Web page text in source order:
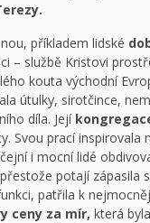
příkladem lidské
– službě Kristovi
kouta východní
útulky, sirotčince,
díla. Její
Svou prací
i mocní lidé
potají zápasila
patřila k
ceny za mír, která byla